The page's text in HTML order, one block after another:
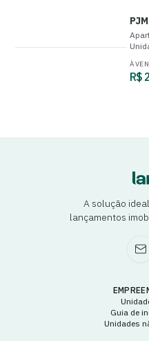
À
R$
A solução
lançamentos
Guia de
Unidades